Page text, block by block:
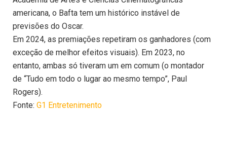
americana, o Bafta tem um histórico instável de
previsões do Oscar.
Em 2024, as premiações repetiram os ganhadores (com
exceção de melhor efeitos visuais). Em 2023, no
entanto, ambas só tiveram um em comum (o montador
de “Tudo em todo o lugar ao mesmo tempo”, Paul
Rogers).
Fonte: G1 Entretenimento